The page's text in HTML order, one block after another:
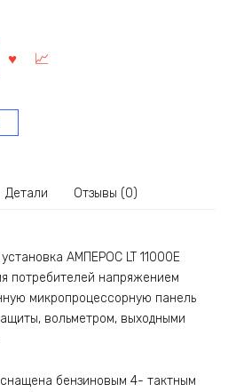
Детали Отзывы (0)
АМПЕРОС LT 11000E
потребителей напряжением
микропроцессорную панель
вольметром, выходными
бензиновым 4- тактным